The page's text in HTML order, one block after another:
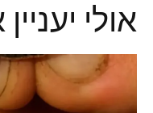
אולי